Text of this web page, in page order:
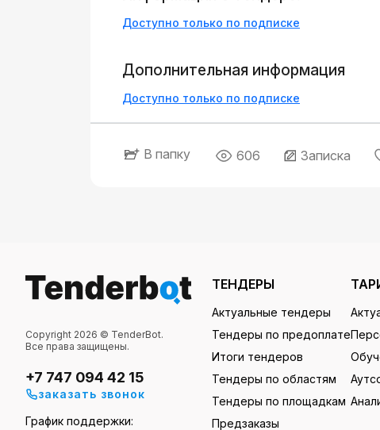
Доступно только по подписке
Дополнительная информация
Доступно только по подписке
В папку 606 Записка
Copyright 2026 © TenderBot.
Все права защищены.
+7 747 094 42 15
заказать звонок
График поддержки:
ТЕНДЕРЫ
Актуальные тендеры
Тендеры по предоплате
Итоги тендеров
Тендеры по областям
Тендеры по площадкам
Предзаказы